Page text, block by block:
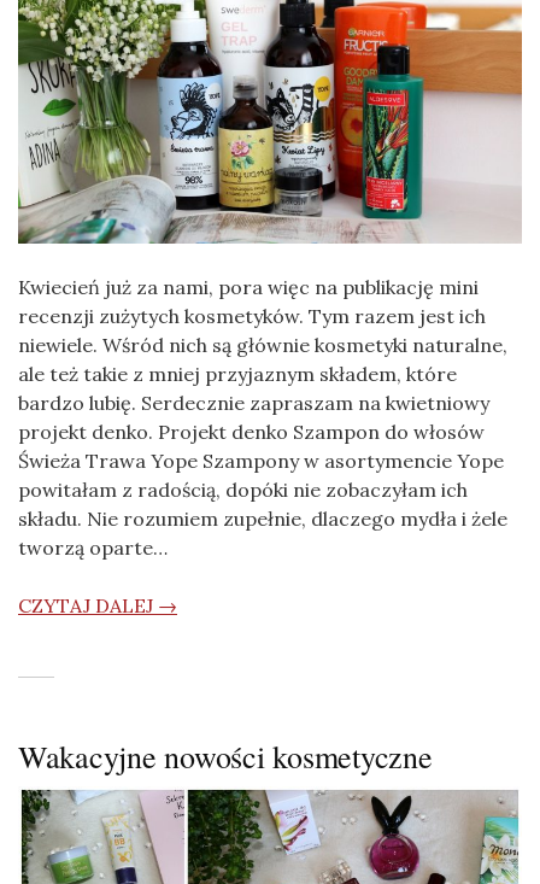
Kwiecień już za nami, pora więc na publikację mini
recenzji zużytych kosmetyków. Tym razem jest ich
niewiele. Wśród nich są głównie kosmetyki naturalne,
ale też takie z mniej przyjaznym składem, które
bardzo lubię. Serdecznie zapraszam na kwietniowy
projekt denko. Projekt denko Szampon do włosów
Świeża Trawa Yope Szampony w asortymencie Yope
powitałam z radością, dopóki nie zobaczyłam ich
składu. Nie rozumiem zupełnie, dlaczego mydła i żele
tworzą oparte…
CZYTAJ DALEJ →
Wakacyjne nowości kosmetyczne